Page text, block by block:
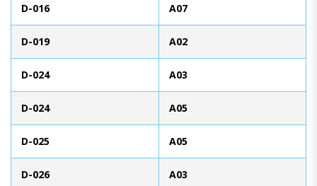
D-016 A07
D-019 A02
D-024 A03
D-024 A05
D-025 A05
D-026 A03